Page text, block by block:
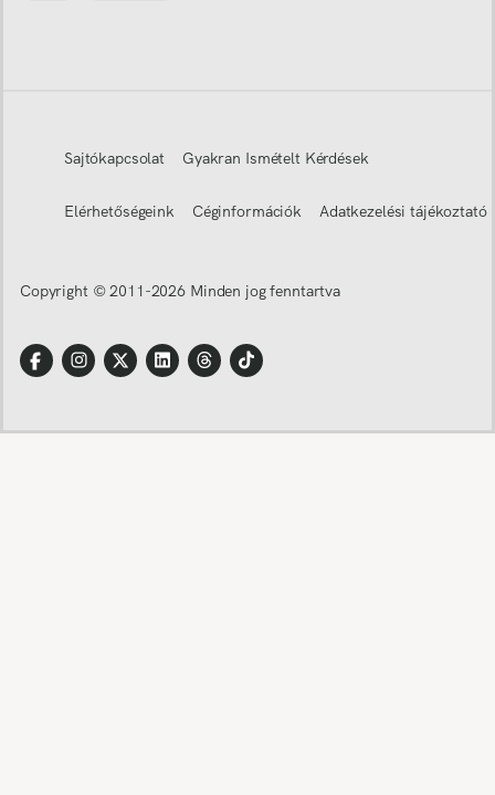
Sajtókapcsolat Gyakran Ismételt Kérdések
Elérhetőségeink Céginformációk Adatkezelési tájékoztató
Copyright © 2011-2026 Minden jog fenntartva